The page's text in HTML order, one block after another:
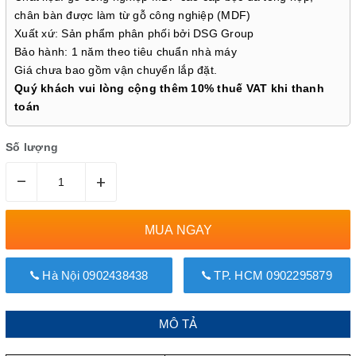
chân bàn được làm từ gỗ công nghiệp (MDF)
Xuất xứ: Sản phẩm phân phối bởi DSG Group
Bảo hành: 1 năm theo tiêu chuẩn nhà máy
Giá chưa bao gồm vận chuyển lắp đặt.
Quý khách vui lòng cộng thêm 10% thuế VAT khi thanh
toán
Số lượng
– +
MUA NGAY
Hà Nội 0902438438 TP. HCM 0902295879
MÔ TẢ